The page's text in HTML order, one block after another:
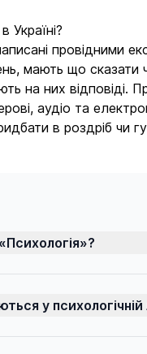
Україні?
провідними
мають що сказати
на них
аудіо та
в роздріб чи
у психологічній